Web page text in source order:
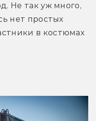
Не так уж много,
нет простых
в костюмах